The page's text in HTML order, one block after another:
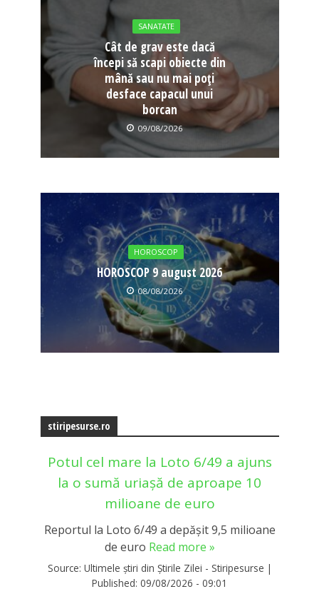
SANATATE
Cât de grav este dacă
începi să scapi obiecte din
mână sau nu mai poți
desface capacul unui
borcan
09/08/2026
HOROSCOP
HOROSCOP 9 august 2026
08/08/2026
stiripesurse.ro
Potul cel mare la Loto 6/49 a ajuns
la o sumă uriașă de aproape 10
milioane de euro
Reportul la Loto 6/49 a depășit 9,5 milioane
de euro Read more »
Source: Ultimele știri din Știrile Zilei - Stiripesurse |
Published: 09/08/2026 - 09:01